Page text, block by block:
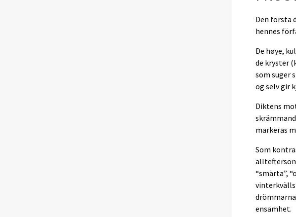
Den första
hennes
De høye,
de kryster
som suger
og selv gir
Diktens
markeras
Som
“smärta”,
ensamhet.